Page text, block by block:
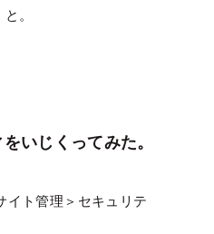
。
いじくってみた。
イト管理＞セキュリテ